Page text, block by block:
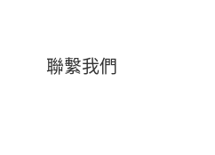
聯繫我們